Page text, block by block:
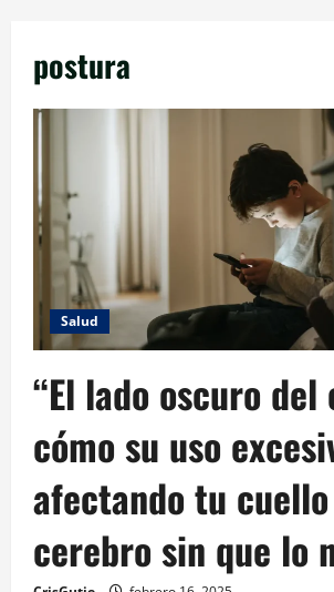
postura
Salud
“El lado oscuro
cómo su uso
afectando tu
cerebro sin que lo